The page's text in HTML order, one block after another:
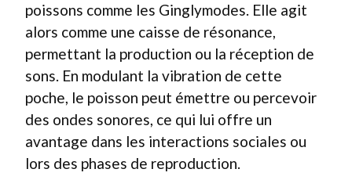
poissons comme les Ginglymodes. Elle agit
alors comme une caisse de résonance,
permettant la production ou la réception de
sons. En modulant la vibration de cette
poche, le poisson peut émettre ou percevoir
des ondes sonores, ce qui lui offre un
avantage dans les interactions sociales ou
lors des phases de reproduction.